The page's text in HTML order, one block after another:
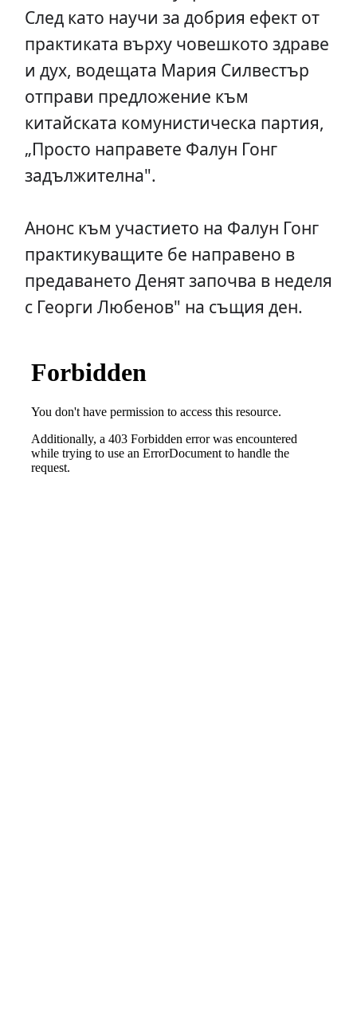
След като научи за добрия ефект от
практиката върху човешкото здраве
и дух, водещата Мария Силвестър
отправи предложение към
китайската комунистическа партия,
„Просто направете Фалун Гонг
задължителна".
Анонс към участието на Фалун Гонг
практикуващите бе направено в
предаването Денят започва в неделя
с Георги Любенов" на същия ден.